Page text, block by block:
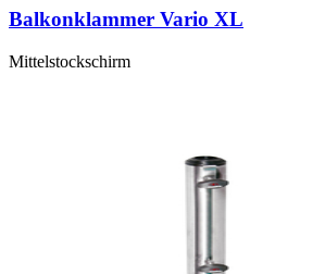
Balkonklammer Vario XL
Mittelstockschirm